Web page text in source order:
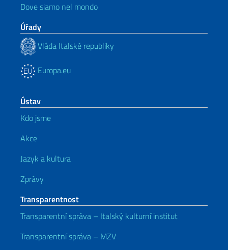
Dove siamo nel mondo
Úřady
Vláda Italské republiky
Europa.eu
Ústav
Kdo jsme
Akce
Jazyk a kultura
Zprávy
Transparentnost
Transparentní správa – Italský kulturní institut
Transparentní správa – MZV